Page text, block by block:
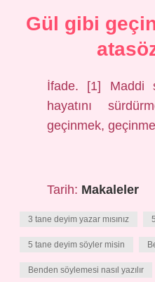
Gül gibi
İfade. [1] Maddi
hayatını
geçinmek,
Tarih: Makaleler
3 tane deyim yazar mısınız
5 tane deyim söyler misin
Benden söylemesi nasıl yazılır